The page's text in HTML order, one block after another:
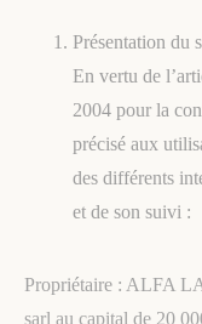
Présentation du
En vertu de
2004 pour la
précisé aux
des différents
et de son suivi :
Propriétaire : ALFA
sarl au capital de 20